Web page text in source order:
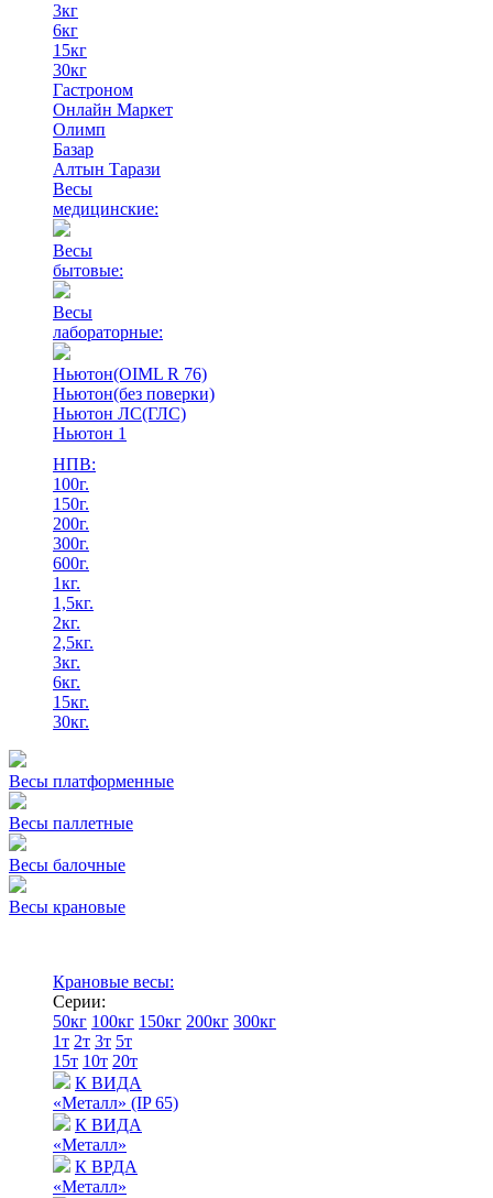
3кг
6кг
15кг
30кг
Гастроном
Онлайн Маркет
Олимп
Базар
Алтын Тарази
Весы
медицинские:
Весы
бытовые:
Весы
лабораторные:
Ньютон(OIML R 76)
Ньютон(без поверки)
Ньютон ЛС(ГЛС)
Ньютон 1
НПВ:
100г.
150г.
200г.
300г.
600г.
1кг.
1,5кг.
2кг.
2,5кг.
3кг.
6кг.
15кг.
30кг.
Весы платформенные
Весы паллетные
Весы балочные
Весы крановые
Крановые весы:
Серии:
50кг 100кг 150кг 200кг 300кг
1т 2т 3т 5т
15т 10т 20т
К ВИДА
«Металл» (IP 65)
К ВИДА
«Металл»
К ВРДА
«Металл»